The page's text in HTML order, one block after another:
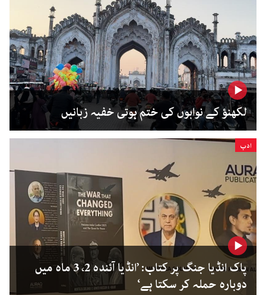
لکھنؤ کے نوابوں کی ختم ہوتی خفیہ زبانیں
ادب
پاک انڈیا جنگ پر کتاب: ’انڈیا آئندہ 2، 3 ماہ میں
دوبارہ حملہ کر سکتا ہے‘